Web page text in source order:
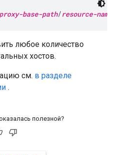
proxy-base-path/resource-name
любое количество
хостов.
см. в разделе
.
полезной?